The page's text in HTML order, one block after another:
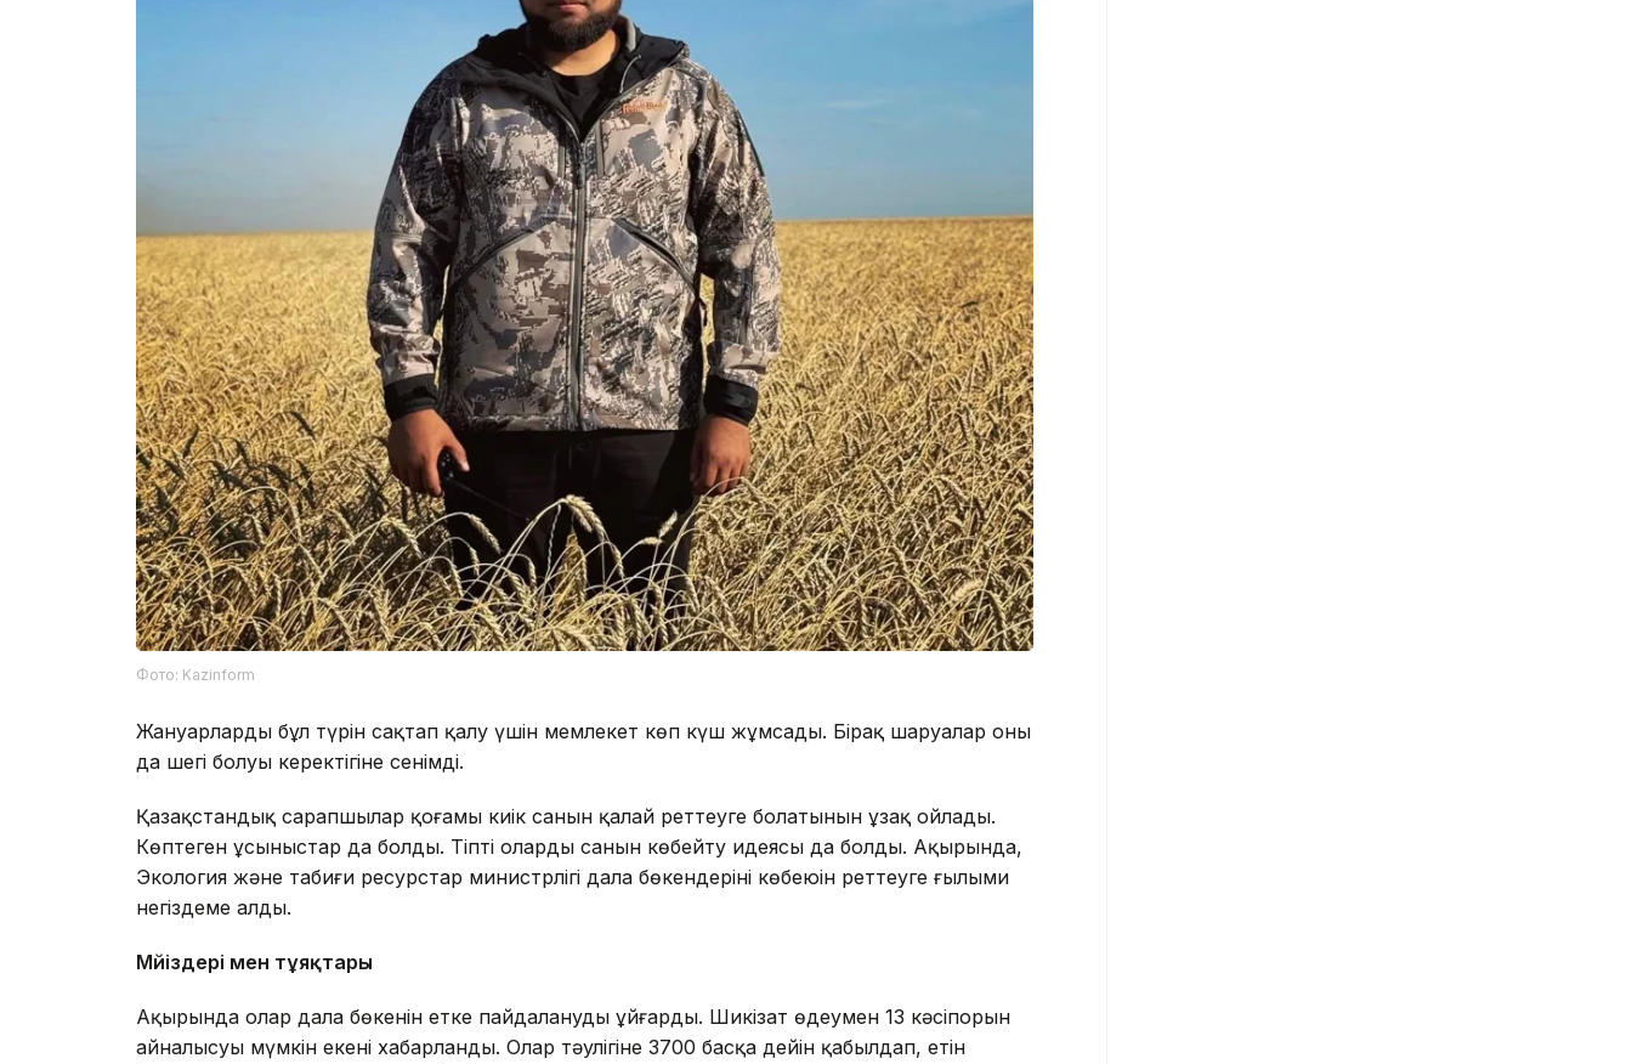
Фото: Kazinform
Жануарлардың бұл түрін сақтап қалу үшін мемлекет көп күш жұмсады. Бірақ шаруалар оның
да шегі болуы керектігіне сенімді.
Қазақстандық сарапшылар қоғамы киік санын қалай реттеуге болатынын ұзақ ойлады.
Көптеген ұсыныстар да болды. Тіпті олардың санын көбейту идеясы да болды. Ақырында,
Экология және табиғи ресурстар министрлігі дала бөкендерінің көбеюін реттеуге ғылыми
негіздеме алды.
Мүйіздері мен тұяқтары
Ақырында олар дала бөкенін етке пайдалануды ұйғарды. Шикізат өңдеумен 13 кәсіпорын
айналысуы мүмкін екені хабарланды. Олар тәулігіне 3700 басқа дейін қабылдап, етін